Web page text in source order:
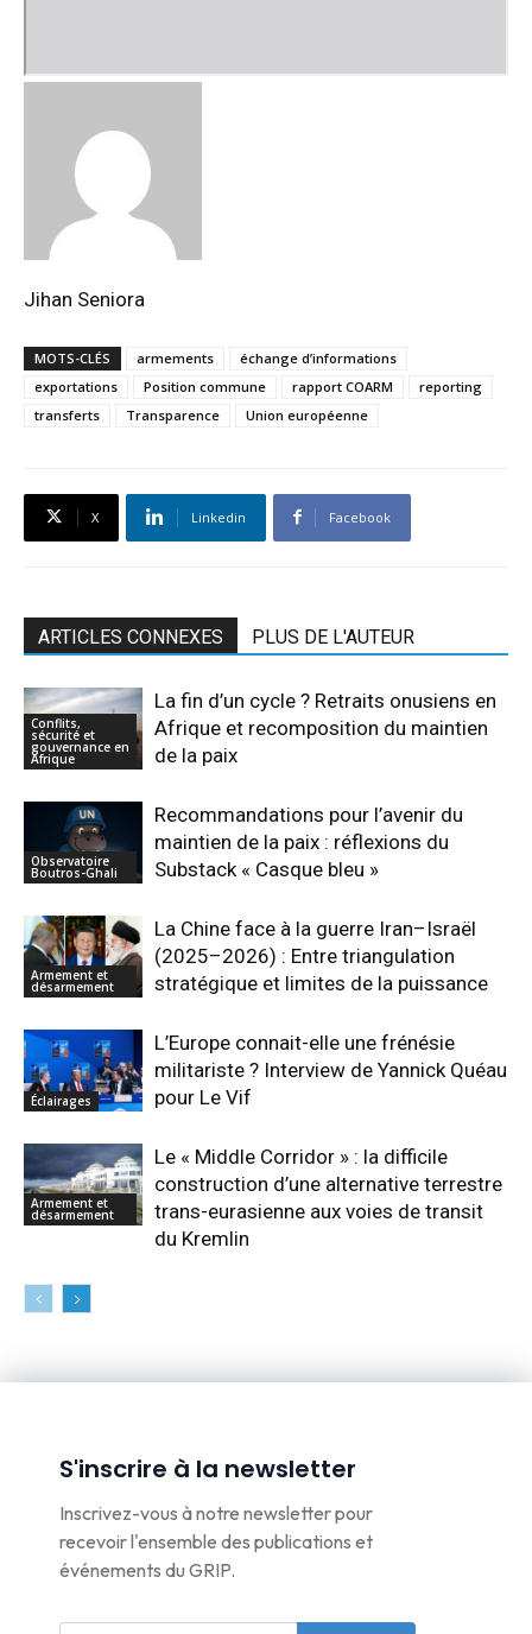
Jihan Seniora
MOTS-CLÉS armements
échange d’informations
exportations
Position commune rapport COARM
reporting
transferts
Transparence Union européenne
X Linkedin Facebook
ARTICLES CONNEXES PLUS DE L'AUTEUR
Conflits,
sécurité et
gouvernance en
Afrique
La fin d’un cycle ? Retraits onusiens en
Afrique et recomposition du maintien
de la paix
Observatoire
Boutros-Ghali
Recommandations pour l’avenir du
maintien de la paix : réflexions du
Substack « Casque bleu »
Armement et
désarmement
La Chine face à la guerre Iran–Israël
(2025–2026) : Entre triangulation
stratégique et limites de la puissance
Éclairages
L’Europe connait-elle une frénésie
militariste ? Interview de Yannick Quéau
pour Le Vif
Armement et
désarmement
Le « Middle Corridor » : la difficile
construction d’une alternative terrestre
trans-eurasienne aux voies de transit
du Kremlin
S'inscrire à la newsletter
Inscrivez-vous à notre newsletter pour
recevoir l'ensemble des publications et
événements du GRIP.